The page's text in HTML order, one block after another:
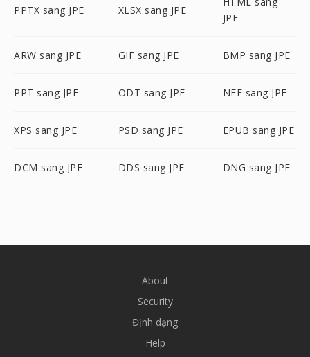
PPTX sang JPE XLSX sang JPE
JPE
ARW sang JPE GIF sang JPE BMP sang JPE
PPT sang JPE ODT sang JPE NEF sang JPE
XPS sang JPE PSD sang JPE EPUB sang JPE
DCM sang JPE DDS sang JPE DNG sang JPE
About
Security
Định dạng
Help